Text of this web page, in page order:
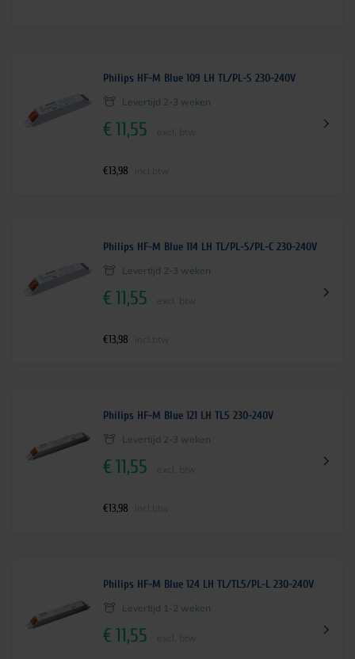
Philips HF-M Blue 109 LH TL/PL-S 230-240V
Levertijd 2-3 weken
€11,55
€13,98
Philips HF-M Blue 114 LH TL/PL-S/PL-C 230-240V
Levertijd 2-3 weken
€11,55
€13,98
Philips HF-M Blue 121 LH TL5 230-240V
Levertijd 2-3 weken
€11,55
€13,98
Philips HF-M Blue 124 LH TL/TL5/PL-L 230-240V
Levertijd 1-2 weken
€11,55